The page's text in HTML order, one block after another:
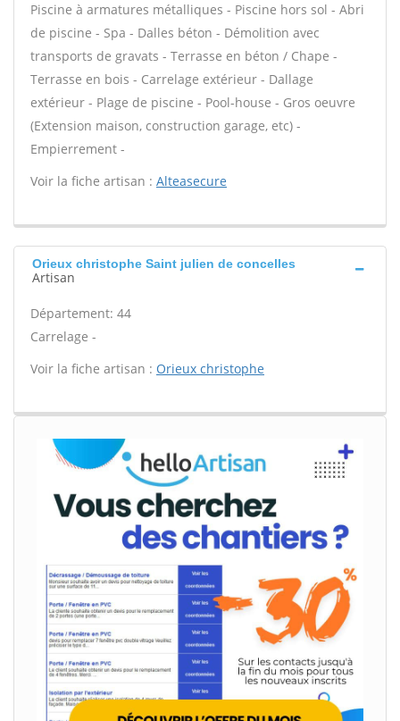
Piscine à armatures métalliques - Piscine hors sol - Abri
de piscine - Spa - Dalles béton - Démolition avec
transports de gravats - Terrasse en béton / Chape -
Terrasse en bois - Carrelage extérieur - Dallage
extérieur - Plage de piscine - Pool-house - Gros oeuvre
(Extension maison, construction garage, etc) -
Empierrement -
Voir la fiche artisan : Alteasecure
Orieux christophe Saint julien de concelles
Artisan
Département: 44
Carrelage -
Voir la fiche artisan : Orieux christophe